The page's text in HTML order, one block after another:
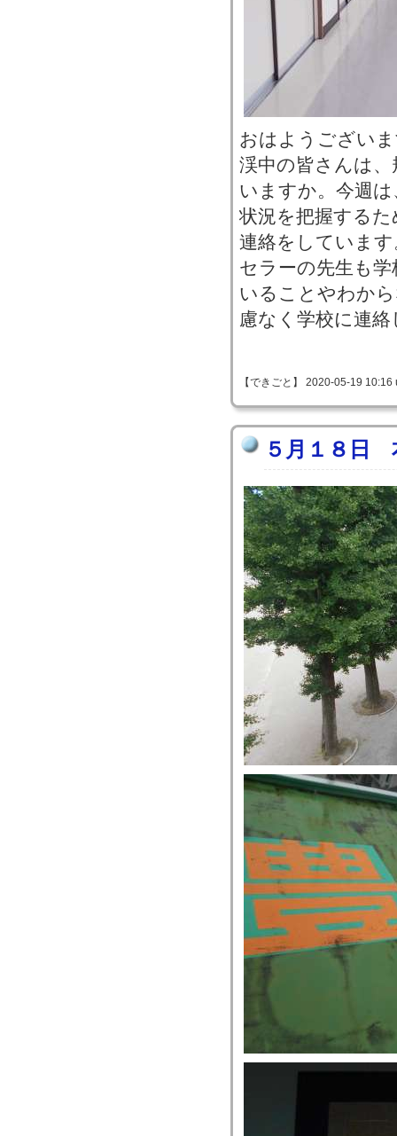
おはようござい
渓中の皆さんは
いますか。今週
状況を把握する
連絡をしていま
セラーの先生も
いることやわか
慮なく学校に連
【できごと】 2020-05-19
５月１８日